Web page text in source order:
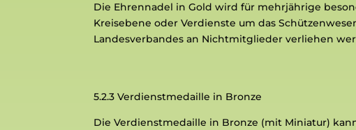
Die Ehrennadel in Gold wird für mehrjährige
Kreisebene oder Verdienste um das
Landesverbandes an Nichtmitglieder verliehen
5.2.3 Verdienstmedaille in Bronze
Die Verdienstmedaille in Bronze (mit Miniatur)